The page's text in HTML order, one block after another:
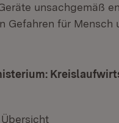
unsachgemäß
Gefahren für Mensch